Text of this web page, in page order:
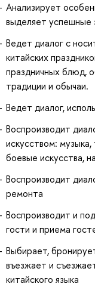
Анализирует
выделяет успешные
Ведет диалог с
китайских
праздничных блюд,
традиции и обычаи.
Ведет диалог,
Воспроизводит
искусством: музыка,
боевые искусства,
Воспроизводит
ремонта
Воспроизводит и
гости и приема
Выбирает,
въезжает и
китайского языка